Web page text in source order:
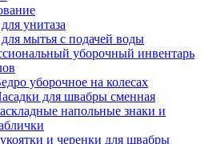
унитаза
мытья с подачей воды
уборочный инвентарь
уборочное на колесах
для швабры сменная
напольные знаки и
и черенки для швабры